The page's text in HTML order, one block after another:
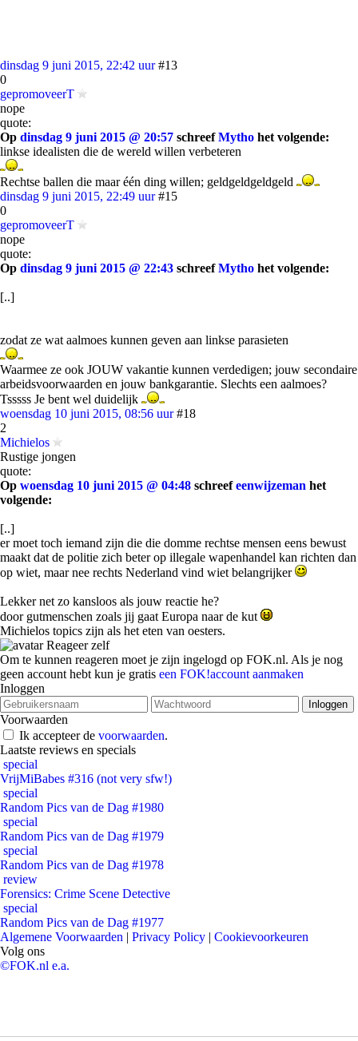
dinsdag 9 juni 2015, 22:42 uur #13
0
gepromoveerT
nope
quote:
Op dinsdag 9 juni 2015 @ 20:57 schreefMytho het volgende:
linkse idealisten die de wereld willen verbeteren
Rechtse ballen die maar één ding willen; geldgeldgeldgeld
dinsdag 9 juni 2015, 22:49 uur #15
0
gepromoveerT
nope
quote:
Op dinsdag 9 juni 2015 @ 22:43 schreefMytho het volgende:
[..]
zodat ze wat aalmoes kunnen geven aan linkse parasieten
Waarmee ze ook JOUW vakantie kunnen verdedigen; jouw secondaire
arbeidsvoorwaarden en jouw bankgarantie. Slechts een aalmoes?
Tsssss Je bent wel duidelijk
woensdag 10 juni 2015, 08:56 uur #18
2
Michielos
Rustige jongen
quote:
Op woensdag 10 juni 2015 @ 04:48 schreefeenwijzeman het
volgende:
[..]
er moet toch iemand zijn die die domme rechtse mensen eens bewust
maakt dat de politie zich beter op illegale wapenhandel kan richten dan
op wiet, maar nee rechts Nederland vind wiet belangrijker
Lekker net zo kansloos als jouw reactie he?
door gutmenschen zoals jij gaat Europa naar de kut
Michielos topics zijn als het eten van oesters.
Reageer zelf
Om te kunnen reageren moet je zijn ingelogd op FOK.nl. Als je nog
geen account hebt kun je gratis een FOK!account aanmaken
Inloggen
Voorwaarden
Ik accepteer de voorwaarden.
Laatste reviews en specials
special
VrijMiBabes #316 (not very sfw!)
special
Random Pics van de Dag #1980
special
Random Pics van de Dag #1979
special
Random Pics van de Dag #1978
review
Forensics: Crime Scene Detective
special
Random Pics van de Dag #1977
Algemene Voorwaarden | Privacy Policy | Cookievoorkeuren
Volg ons
©FOK.nl e.a.